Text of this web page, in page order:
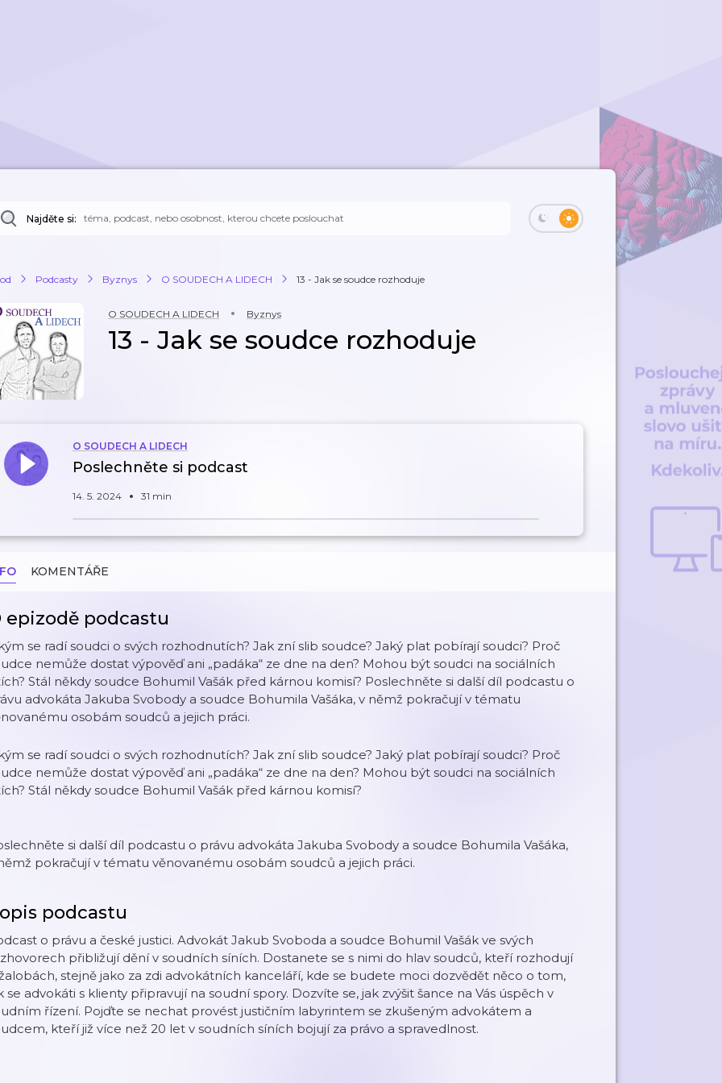
Najděte si:
Podcasty Byznys O SOUDECH A LIDECH 13 - Jak se soudce rozhoduje
O SOUDECH A LIDECH Byznys
13 - Jak se soudce rozhoduje
O SOUDECH A LIDECH
Poslechněte si podcast
14. 5. 2024 31 min
KOMENTÁŘE
epizodě podcastu
se radí soudci o svých rozhodnutích? Jak zní slib soudce? Jaký plat pobírají soudci? Proč
nemůže dostat výpověď ani „padáka“ ze dne na den? Mohou být soudci na sociálních
Stál někdy soudce Bohumil Vašák před kárnou komisí? Poslechněte si další díl podcastu o
advokáta Jakuba Svobody a soudce Bohumila Vašáka, v němž pokračují v tématu
osobám soudců a jejich práci.
se radí soudci o svých rozhodnutích? Jak zní slib soudce? Jaký plat pobírají soudci? Proč
nemůže dostat výpověď ani „padáka“ ze dne na den? Mohou být soudci na sociálních
Stál někdy soudce Bohumil Vašák před kárnou komisí?
si další díl podcastu o právu advokáta Jakuba Svobody a soudce Bohumila Vašáka,
pokračují v tématu věnovanému osobám soudců a jejich práci.
podcastu
o právu a české justici. Advokát Jakub Svoboda a soudce Bohumil Vašák ve svých
přibližují dění v soudních síních. Dostanete se s nimi do hlav soudců, kteří rozhodují
stejně jako za zdi advokátních kanceláří, kde se budete moci dozvědět něco o tom,
se advokáti s klienty připravují na soudní spory. Dozvíte se, jak zvýšit šance na Vás úspěch v
řízení. Pojďte se nechat provést justičním labyrintem se zkušeným advokátem a
kteří již více než 20 let v soudních síních bojují za právo a spravedlnost.